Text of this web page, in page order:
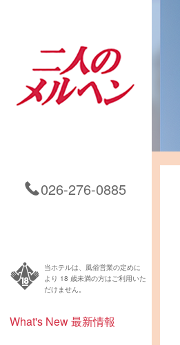
当ホテルは、風俗営業の定めに
より 18 歳未満の方はご利用いた
だけません。
026-276-0885
What's New 最新情報